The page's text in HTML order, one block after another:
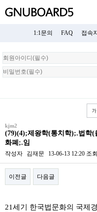
1:1문의 FAQ 접속
회
원
로
kjm2
(79)(4);제왕학(통치학);.법학
화폐;.임
작성자 김재문 13-06-13 12:20 조회
이전글 다음글
21세기 한국법문화의 국제